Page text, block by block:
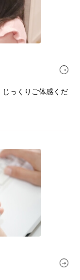
っくりご体感くだ